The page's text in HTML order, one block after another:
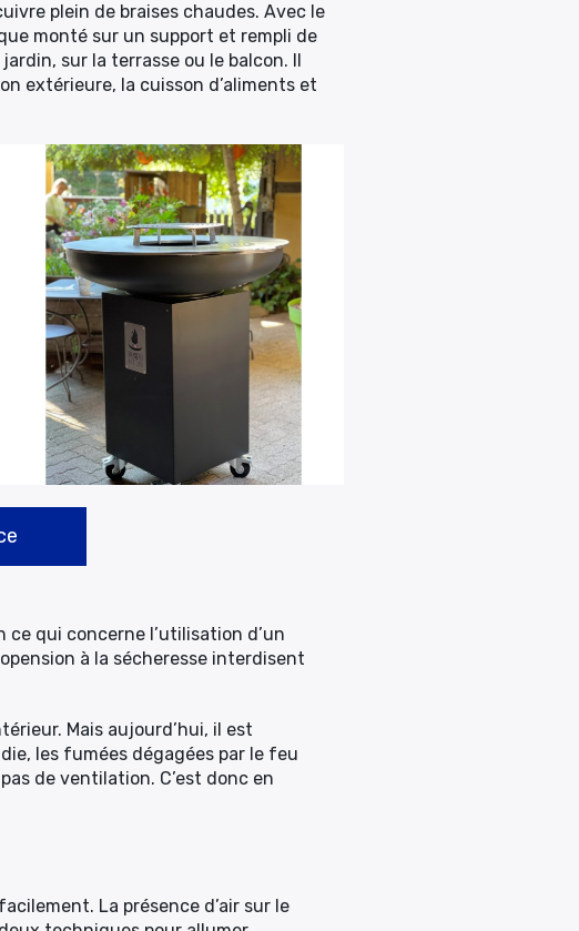
plein de braises chaudes. Avec le
monté sur un support et rempli de
sur la terrasse ou le balcon. Il
extérieure, la cuisson d’aliments et
qui concerne l’utilisation d’un
à la sécheresse interdisent
Mais aujourd’hui, il est
les fumées dégagées par le feu
de ventilation. C’est donc en
La présence d’air sur le